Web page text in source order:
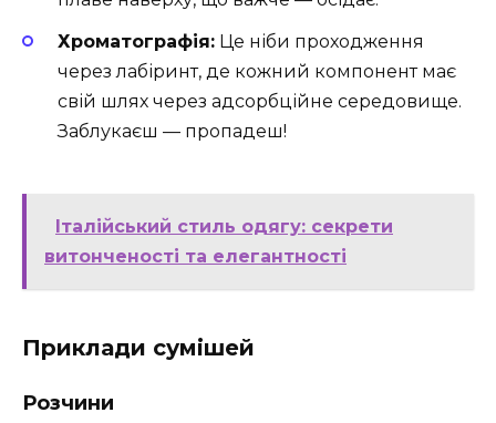
Хроматографія: Це ніби проходження
через лабіринт, де кожний компонент має
свій шлях через адсорбційне середовище.
Заблукаєш — пропадеш!
Італійський стиль одягу: секрети
витонченості та елегантності
Приклади сумішей
Розчини